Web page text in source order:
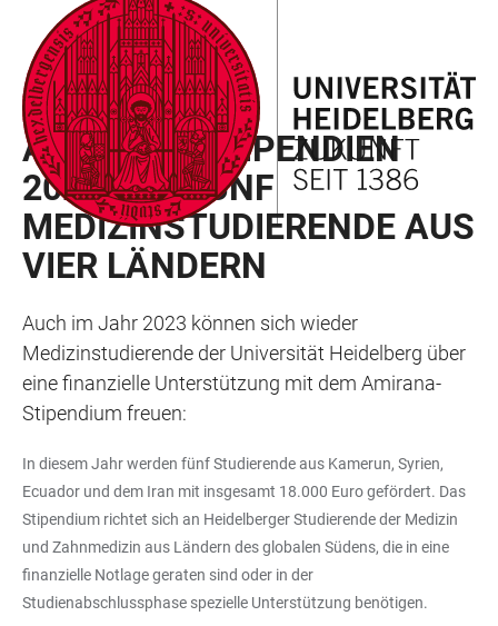
LINKS
ZUR
BARRIEREFREIHEIT
ZUM
HAUPTINHALT
HAUPTNAVIGATION
ÖFFNEN
WEBSEITENSUCHE
ÖFFNEN
HAINEWS 2023/01
AMIRANA-STIPENDIEN
2023 FÜR FÜNF
MEDIZINSTUDIERENDE AUS
VIER LÄNDERN
Auch im Jahr 2023 können sich wieder
Medizinstudierende der Universität Heidelberg über
eine finanzielle Unterstützung mit dem Amirana-
Stipendium freuen:
In diesem Jahr werden fünf Studierende aus Kamerun, Syrien,
Ecuador und dem Iran mit insgesamt 18.000 Euro gefördert. Das
Stipendium richtet sich an Heidelberger Studierende der Medizin
und Zahnmedizin aus Ländern des globalen Südens, die in eine
finanzielle Notlage geraten sind oder in der
Studienabschlussphase spezielle Unterstützung benötigen.